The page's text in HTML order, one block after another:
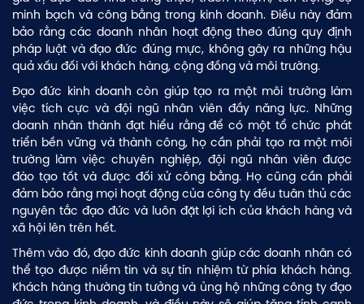
minh bạch và công bằng trong kinh doanh. Điều này đảm
bảo rằng các doanh nhân hoạt động theo đúng quy định
pháp luật và đạo đức đúng mực, không gây ra những hậu
quả xấu đối với khách hàng, cộng đồng và môi trường.
Đạo đức kinh doanh còn giúp tạo ra một môi trường làm
việc tích cực và đội ngũ nhân viên đầy năng lực. Những
doanh nhân thành đạt hiểu rằng để có một tổ chức phát
triển bền vững và thành công, họ cần phải tạo ra một môi
trường làm việc chuyên nghiệp, đội ngũ nhân viên được
đào tạo tốt và được đối xử công bằng. Họ cũng cần phải
đảm bảo rằng mọi hoạt động của công ty đều tuân thủ các
nguyên tắc đạo đức và luôn đặt lợi ích của khách hàng và
xã hội lên trên hết.
Thêm vào đó, đạo đức kinh doanh giúp các doanh nhân có
thể tạo được niềm tin và sự tín nhiệm từ phía khách hàng.
Khách hàng thường tin tưởng và ủng hộ những công ty đạo